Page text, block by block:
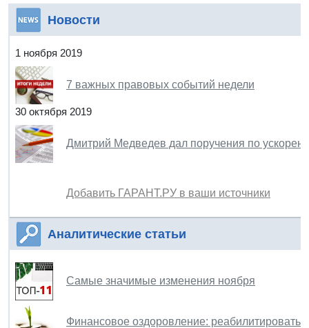
Новости
1 ноября 2019
7 важных правовых событий недели
30 октября 2019
Дмитрий Медведев дал поручения по
Добавить ГАРАНТ.РУ в ваши источники
Аналитические статьи
Самые значимые изменения ноября
Финансовое оздоровление: реабилитировать